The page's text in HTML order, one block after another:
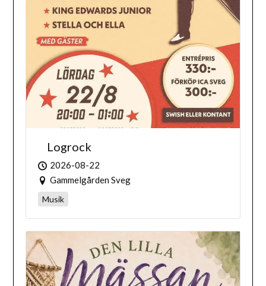
Logrock
2026-08-22
Gammelgården Sveg
Musik